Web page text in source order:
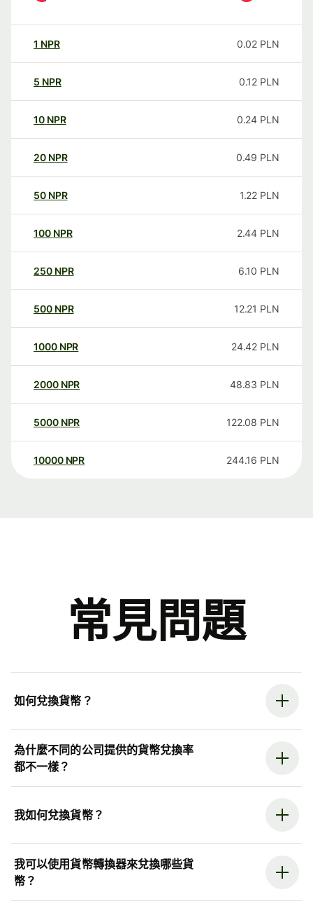
1 NPR 0.02 PLN
5 NPR 0.12 PLN
10 NPR 0.24 PLN
20 NPR 0.49 PLN
50 NPR 1.22 PLN
100 NPR 2.44 PLN
250 NPR 6.10 PLN
500 NPR 12.21 PLN
1000 NPR 24.42 PLN
2000 NPR 48.83 PLN
5000 NPR 122.08 PLN
10000 NPR 244.16 PLN
常見問題
如何兌換貨幣？
為什麼不同的公司提供的貨幣兌換率
都不一樣？
我如何兌換貨幣？
我可以使用貨幣轉換器來兌換哪些貨
幣？